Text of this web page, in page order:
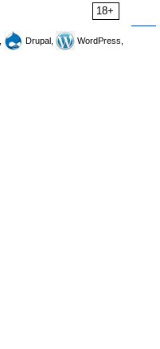
18+
Drupal,
WordPress,